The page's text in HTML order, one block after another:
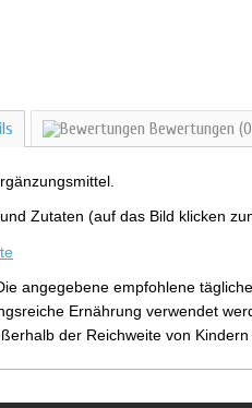
Bewertungen
Zutaten (auf das Bild klicken
angegebene empfohlene
Ernährung verwendet
der Reichweite von